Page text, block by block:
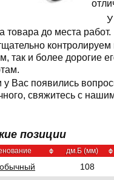
У
товара до места работ.
так и более дорогие
у Вас появились
свяжитесь с
позиции
дм.Б (мм)
108